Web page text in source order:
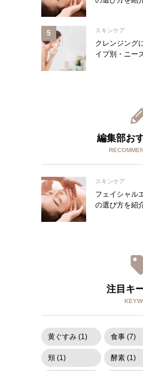
スキンケア
クレンジング
イプ別・ニー
編集部お
スキンケア
フェイシャル
の選び方を紹
注目キ
黄ぐすみ (1) 食事 (7)
頬 (1) 酵素 (1)